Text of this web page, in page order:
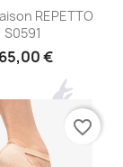
rapide
REPETTO
S0591
€
favorite_border